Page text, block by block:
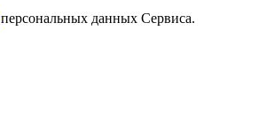
персональных данных Сервиса.